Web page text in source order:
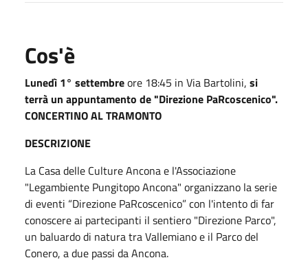
Cos'è
Lunedì 1° settembreore 18:45 in Via Bartolini, si
terrà un appuntamento de "Direzione PaRcoscenico".
CONCERTINO AL TRAMONTO
DESCRIZIONE
La Casa delle Culture Ancona e l'Associazione
"Legambiente Pungitopo Ancona" organizzano la serie
di eventi “Direzione PaRcoscenico” con l'intento di far
conoscere ai partecipanti il sentiero "Direzione Parco",
un baluardo di natura tra Vallemiano e il Parco del
Conero, a due passi da Ancona.